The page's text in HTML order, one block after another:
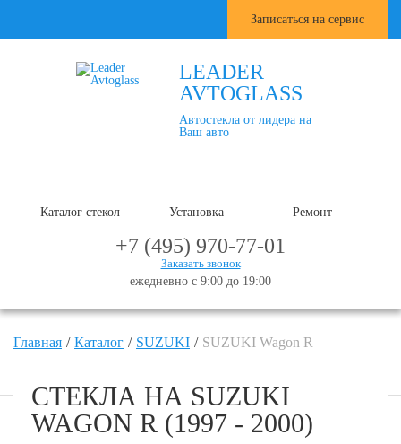
Записаться на сервис
LEADER
AVTOGLASS
Автостекла от лидера на
Ваш авто
Каталог стекол Установка Ремонт
+7 (495) 970-77-01
Заказать звонок
ежедневно с 9:00 до 19:00
Главная Каталог SUZUKI SUZUKI Wagon R
СТЕКЛА НА SUZUKI
WAGON R (1997 - 2000)